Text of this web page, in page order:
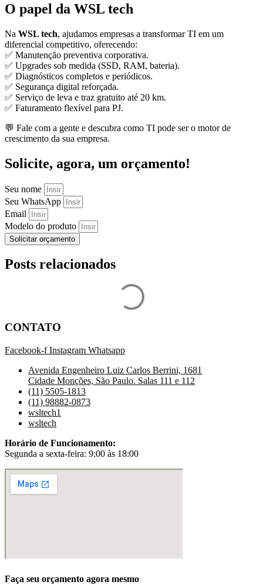
O papel da WSL tech
Na WSL tech, ajudamos empresas a transformar TI em um
diferencial competitivo, oferecendo:
✅ Manutenção preventiva corporativa.
✅ Upgrades sob medida (SSD, RAM, bateria).
✅ Diagnósticos completos e periódicos.
✅ Segurança digital reforçada.
✅ Serviço de leva e traz gratuito até 20 km.
✅ Faturamento flexível para PJ.
💬 Fale com a gente e descubra como TI pode ser o motor de
crescimento da sua empresa.
Solicite, agora, um orçamento!
Seu nome
Seu WhatsApp
Email
Modelo do produto
Solicitar orçamento
Posts relacionados
CONTATO
Facebook-f Instagram Whatsapp
Avenida Engenheiro Luiz Carlos Berrini, 1681
Cidade Monções, São Paulo. Salas 111 e 112
(11) 5505-1813
(11) 98882-0873
wsltech1
wsltech
Horário de Funcionamento:
Segunda a sexta-feira: 9:00 às 18:00
Faça seu orçamento agora mesmo